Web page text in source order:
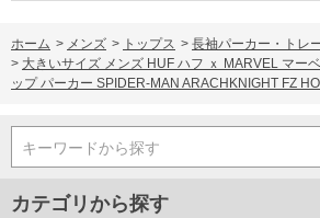
ホーム > メンズ > トップス > 長袖パーカー・トレ
> 大きいサイズ メンズ HUF ハフ ｘ MARVEL マー
ップ パーカー SPIDER-MAN ARACHKNIGHT FZ
キーワードから探す
カテゴリから探す